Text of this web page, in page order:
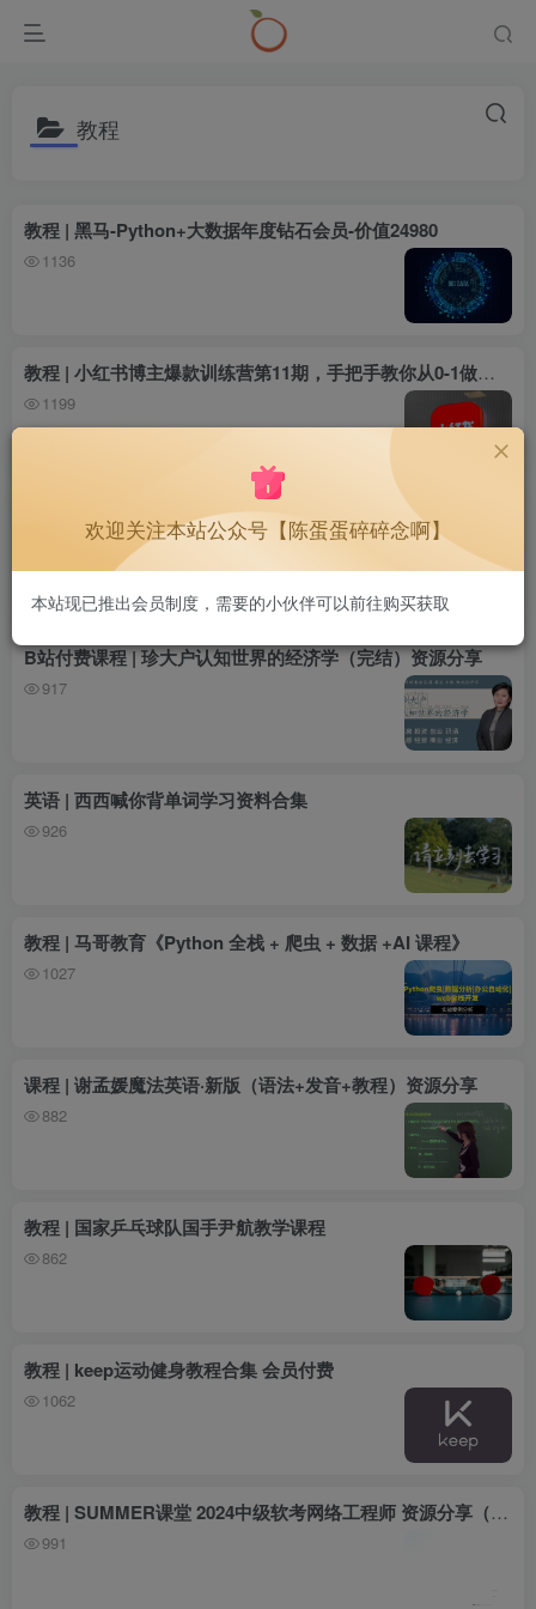
教程
教程 | 黑马-Python+大数据年度钻石会员-价值24980
1136
教程 | 小红书博主爆款训练营第11期，手把手教你从0-1做小红书，从定位到起号到变现
1199
B站付费课程 | 珍大户认知世界的经济学（完结）资源分享
917
英语 | 西西喊你背单词学习资料合集
926
教程 | 马哥教育《Python 全栈 + 爬虫 + 数据 +AI 课程》
1027
课程 | 谢孟媛魔法英语·新版（语法+发音+教程）资源分享
882
教程 | 国家乒乓球队国手尹航教学课程
862
教程 | keep运动健身教程合集 会员付费
1062
教程 | SUMMER课堂 2024中级软考网络工程师 资源分享（带源码课件）
991
欢迎关注本站公众号【陈蛋蛋碎碎念啊】
本站现已推出会员制度，需要的小伙伴可以前往购买获取